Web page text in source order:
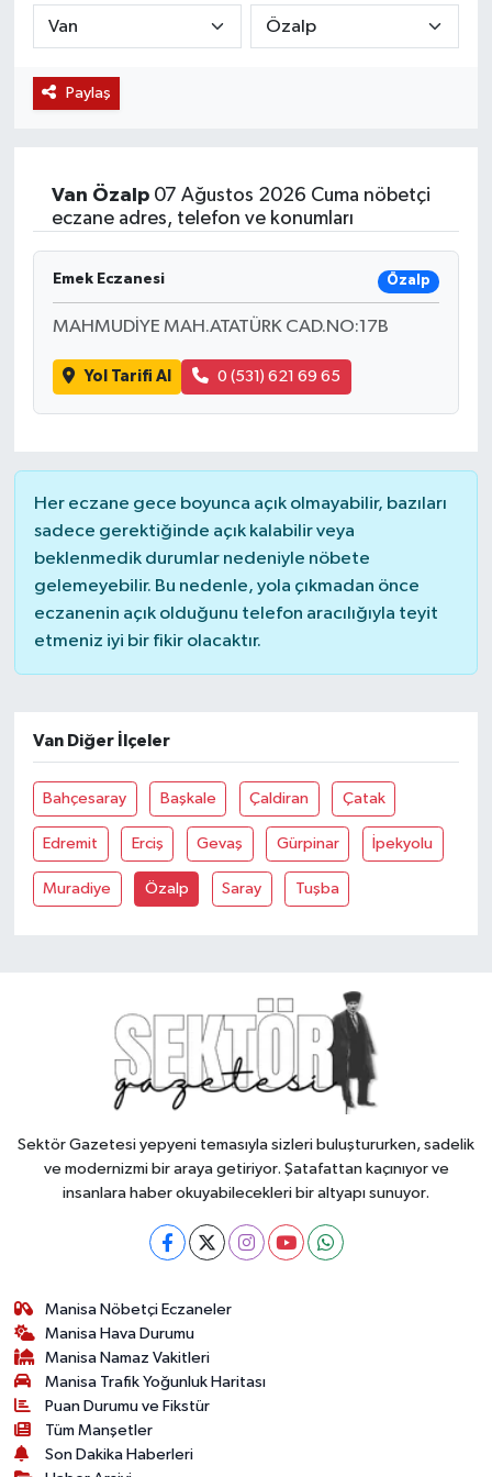
Paylaş
Van Özalp07 Ağustos 2026 Cuma nöbetçi
eczane adres, telefon ve konumları
Emek Eczanesi Özalp
MAHMUDİYE MAH.ATATÜRK CAD.NO:17B
Yol Tarifi Al 0 (531) 621 69 65
Her eczane gece boyunca açık olmayabilir, bazıları
sadece gerektiğinde açık kalabilir veya
beklenmedik durumlar nedeniyle nöbete
gelemeyebilir. Bu nedenle, yola çıkmadan önce
eczanenin açık olduğunu telefon aracılığıyla teyit
etmeniz iyi bir fikir olacaktır.
Van Diğer İlçeler
Bahçesaray Başkale Çaldiran Çatak
Edremit Erciş Gevaş Gürpinar İpekyolu
Muradiye Özalp Saray Tuşba
Sektör Gazetesi yepyeni temasıyla sizleri buluştururken, sadelik
ve modernizmi bir araya getiriyor. Şatafattan kaçınıyor ve
insanlara haber okuyabilecekleri bir altyapı sunuyor.
Manisa Nöbetçi Eczaneler
Manisa Hava Durumu
Manisa Namaz Vakitleri
Manisa Trafik Yoğunluk Haritası
Puan Durumu ve Fikstür
Tüm Manşetler
Son Dakika Haberleri
YAŞAM
SARUHANLI
KIRKAĞAÇ
GÖLMARMARA
GÖRDES
KULA
SARIGÖL
ŞEHZADELER
SELENDİ
YUNUSEMRE
EĞİTİM
SPOR
LIFE
BİLİM VE TEKNOLOJİ
MANİSA'YI KEŞFET
TÜRKİYE'DE TREND HABERLER
ÖZEL HABER